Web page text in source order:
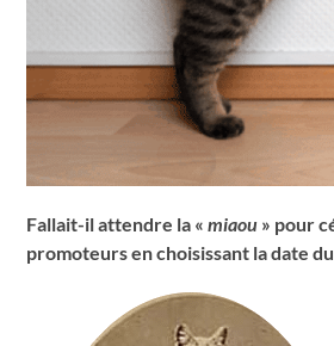
Fallait-il attendre la « miaou » pour
promoteurs en choisissant la date du